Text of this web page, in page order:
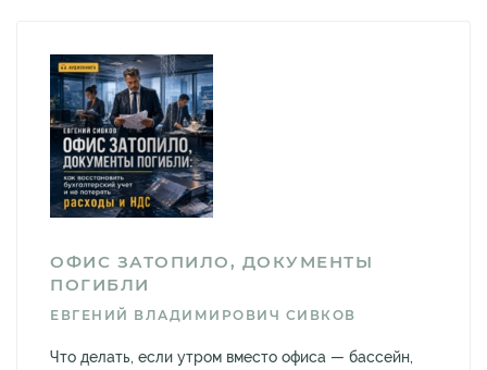
ОФИС ЗАТОПИЛО, ДОКУМЕНТЫ
ПОГИБЛИ
ЕВГЕНИЙ ВЛАДИМИРОВИЧ СИВКОВ
Что делать, если утром вместо офиса — бассейн,